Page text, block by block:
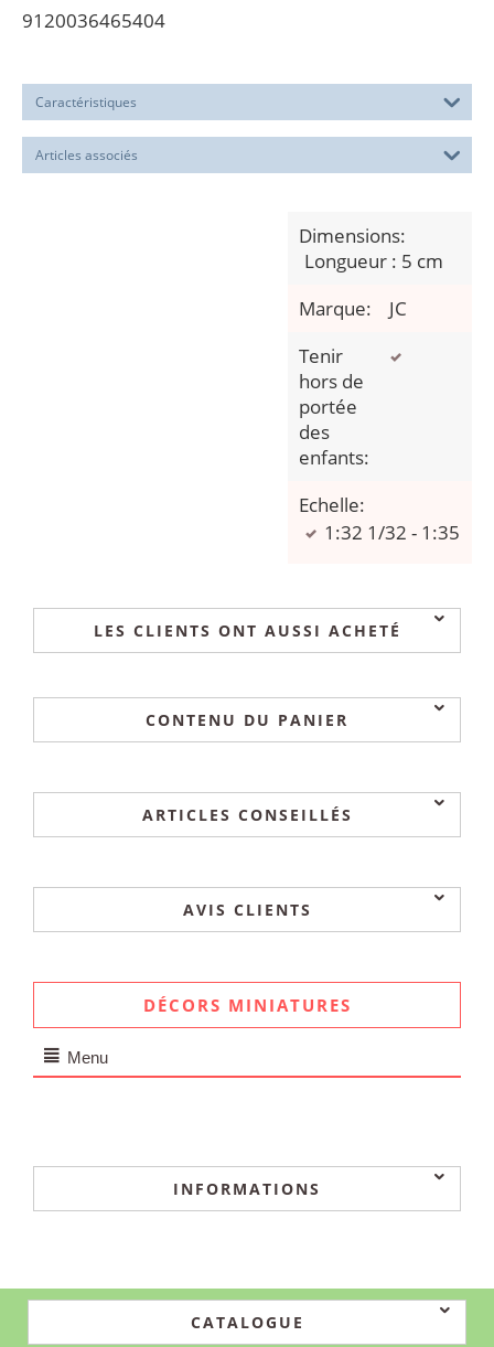
9120036465404
Caractéristiques
Articles associés
Dimensions:
Longueur : 5 cm
Marque:
JC
Tenir
hors de
portée
des
enfants:
Echelle:
1:32 1/32 - 1:35
LES CLIENTS ONT AUSSI ACHETÉ
CONTENU DU PANIER
ARTICLES CONSEILLÉS
AVIS CLIENTS
DÉCORS MINIATURES
Menu
INFORMATIONS
CATALOGUE